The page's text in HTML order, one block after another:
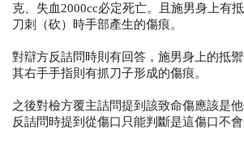
克、失血2000cc必定死亡。且施男身上有
刀刺（砍）時手部產生的傷痕。
對辯方反詰問時則有回答，施男身上的抵
其右手手指則有抓刀子形成的傷痕。
之後對檢方覆主詰問提到該致命傷應該是
反詰問時提到從傷口只能判斷是這傷口不會